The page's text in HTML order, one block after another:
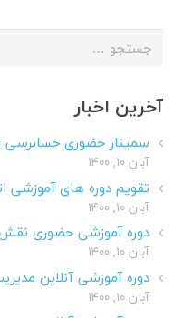
جستجو
آخرین اخبار
سمینار حضوری حسابرسی
آبان ۱۰, ۱۴۰۰
تقویم دوره های آموزشی اتاق
آبان ۱۰, ۱۴۰۰
دوره آموزشی حضوری نقش
آبان ۱۰, ۱۴۰۰
دوره آموزشی آنلاین
آبان ۱۰, ۱۴۰۰